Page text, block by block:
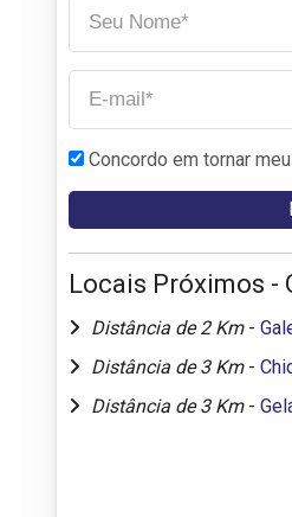
Concordo em tornar
Locais Próximos -
Distância de 2 Km -
Distância de 3 Km -
Distância de 3 Km -